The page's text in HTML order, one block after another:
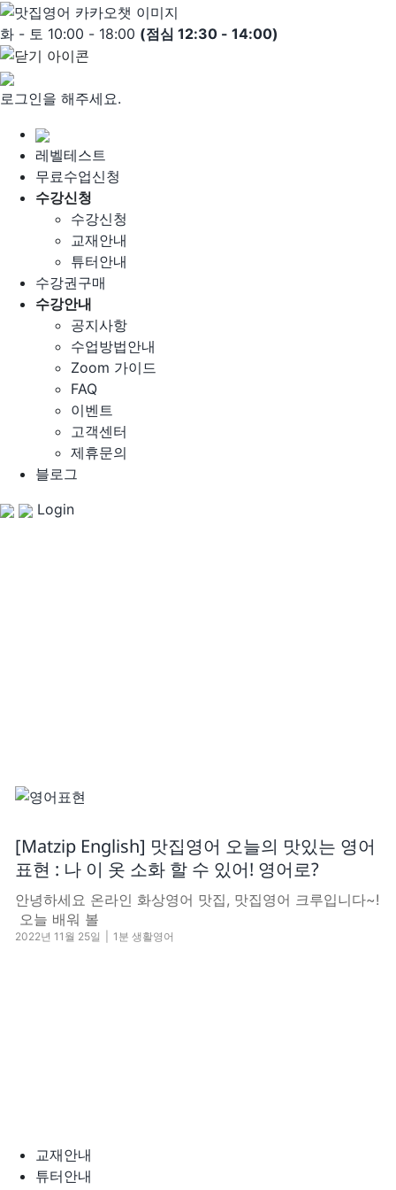
Skip
to
content
화 - 토 10:00 - 18:00 (점심 12:30 - 14:00)
로그인을 해주세요.
레벨테스트
무료수업신청
수강신청
수강신청
교재안내
튜터안내
수강권구매
수강안내
공지사항
수업방법안내
Zoom 가이드
FAQ
이벤트
고객센터
제휴문의
블로그
Login
[Matzip English] 맛집영어 오늘의 맛있는 영어
표현 : 나 이 옷 소화 할 수 있어! 영어로?
안녕하세요 온라인 화상영어 맛집, 맛집영어 크루입니다~!
​ 오늘 배워 볼
2022년 11월 25일 1분 생활영어
교재안내
튜터안내